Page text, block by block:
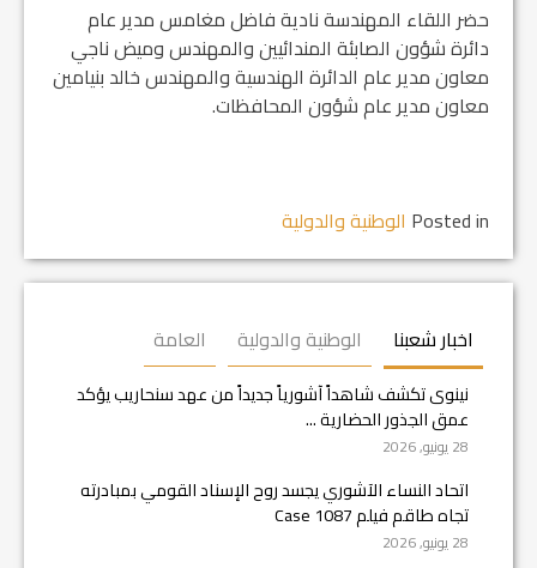
حضر اللقاء المهندسة نادية فاضل مغامس مدير عام
دائرة شؤون الصابئة المندائيين والمهندس وميض ناجي
معاون مدير عام الدائرة الهندسية والمهندس خالد بنيامين
معاون مدير عام شؤون المحافظات.
Posted in الوطنية والدولية
اخبار شعبنا الوطنية والدولية العامة
نينوى تكشف شاهداً آشورياً جديداً من عهد سنحاريب يؤكد
عمق الجذور الحضارية ...
28 يونيو, 2026
اتحاد النساء الآشوري يجسد روح الإسناد القومي بمبادرته
تجاه طاقم فيلم Case 1087
28 يونيو, 2026